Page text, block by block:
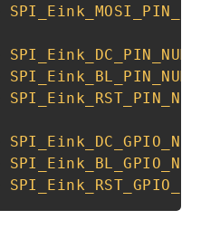
SPI_Eink_DC_PIN_NUM
SPI_Eink_BL_PIN_NUM
SPI_Eink_RST_PIN_NUM
SPI_Eink_DC_GPIO_NUM
SPI_Eink_BL_GPIO_NUM